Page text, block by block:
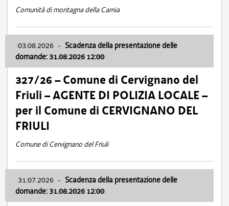
Comunità di montagna della Carnia
03.08.2026 - Scadenza della presentazione delle
domande: 31.08.2026 12:00
327/26 – Comune di Cervignano del
Friuli – AGENTE DI POLIZIA LOCALE –
per il Comune di CERVIGNANO DEL
FRIULI
Comune di Cervignano del Friuli
31.07.2026 - Scadenza della presentazione delle
domande: 31.08.2026 12:00